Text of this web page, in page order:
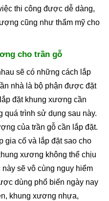
thi công được dễ dàng,
cũng như thẩm mỹ cho
cho trần gỗ
sẽ có những cách lắp
nhà là bộ phận được đặt
đặt khung xương cần
quá trình sử dụng sau này.
của trần gỗ cần lắp đặt.
gia cố và lắp đặt sao cho
xương không thể chịu
sẽ vô cùng nguy hiểm
dùng phổ biến ngày nay
khung xương nhựa,